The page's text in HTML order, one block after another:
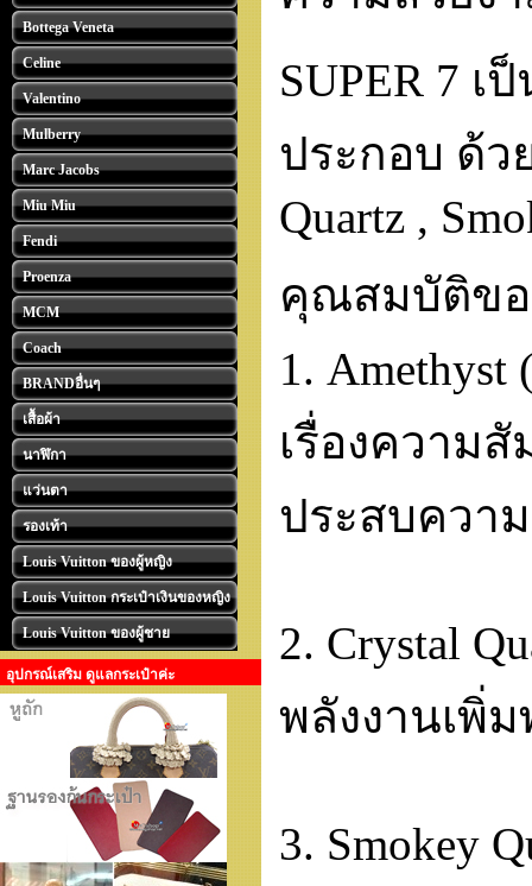
Bottega Veneta
Celine
Valentino
Mulberry
Marc Jacobs
Miu Miu
Fendi
Proenza
MCM
Coach
BRANDอื่นๆ
เสื้อผ้า
นาฬิกา
แว่นตา
รองเท้า
Louis Vuitton ของผู้หญิง
Louis Vuitton กระเป๋าเงินของหญิง
Louis Vuitton ของผู้ชาย
อุปกรณ์เสริม ดูแลกระเป๋าค่ะ
SUPER 7
ประกอบ ด้ว
Quartz ,
คุณสมบัติขอ
1.
เรื่องความ
ประสบควา
2. Crystal
พลังงานเพิ่
3. Smokey